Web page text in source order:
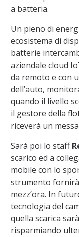
a batteria.
Un pieno di
ecosistema di
batterie
aziendale cloud
da remoto e con
dell’auto,
quando il livello
il gestore della
riceverà un
Sarà poi lo staff
scarico ed a
mobile con lo
strumento fornirà
mezz’ora. In
tecnologia del
quella scarica
risparmiando